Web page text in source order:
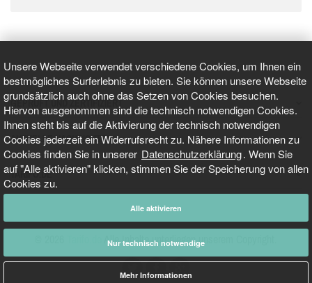
Unsere Webseite verwendet verschiedene Cookies, um Ihnen ein
bestmögliches Surferlebnis zu bieten. Sie können unsere Webseite
grundsätzlich auch ohne das Setzen von Cookies besuchen.
Hiervon ausgenommen sind die technisch notwendigen Cookies.
Ihnen steht bis auf die Aktivierung der technisch notwendigen
Cookies jederzeit ein Widerrufsrecht zu. Nähere Informationen zu
Cookies finden Sie in unserer Datenschutzerklärung. Wenn Sie
auf "Alle aktivieren" klicken, stimmen Sie der Speicherung von allen
Cookies zu.
Alle aktivieren
Nur technisch notwendige
Mehr Informationen
GEPRÜFT UND ZERTIFIZIERT
AKTUELLE NACHRICHTEN
TARIFO.DE
Alle Inhalte unterliegen unserem Copyright.